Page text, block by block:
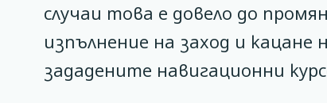
случаи това е довело до
изпълнение на заход и
зададените навигационни